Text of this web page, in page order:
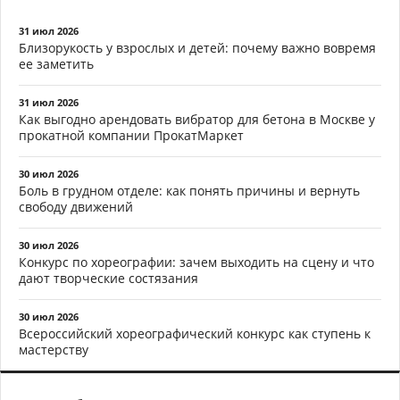
31 июл 2026
Близорукость у взрослых и детей: почему важно вовремя
ее заметить
31 июл 2026
Как выгодно арендовать вибратор для бетона в Москве у
прокатной компании ПрокатМаркет
30 июл 2026
Боль в грудном отделе: как понять причины и вернуть
свободу движений
30 июл 2026
Конкурс по хореографии: зачем выходить на сцену и что
дают творческие состязания
30 июл 2026
Всероссийский хореографический конкурс как ступень к
мастерству